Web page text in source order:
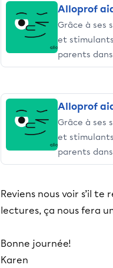
Alloprof
Grâce à ses
et
parents
Alloprof
Grâce à ses
et
parents
Reviens nous voir s’il te
lectures, ça nous fera
Bonne journée!
Karen